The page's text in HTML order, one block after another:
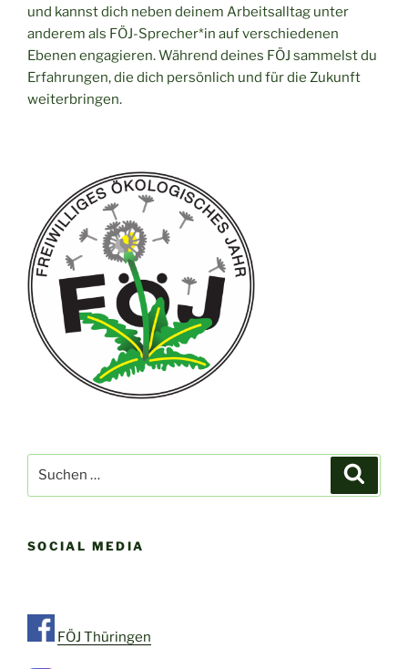
und kannst dich neben deinem Arbeitsalltag unter
anderem als FÖJ-Sprecher*in auf verschiedenen
Ebenen engagieren. Während deines FÖJ sammelst du
Erfahrungen, die dich persönlich und für die Zukunft
weiterbringen.
nach:
SOCIAL MEDIA
FÖJ Thüringen